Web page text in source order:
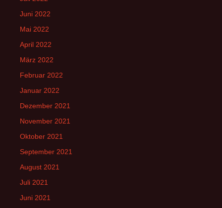
Juni 2022
Mai 2022
April 2022
März 2022
Februar 2022
Januar 2022
Dezember 2021
November 2021
Oktober 2021
September 2021
August 2021
Juli 2021
Juni 2021